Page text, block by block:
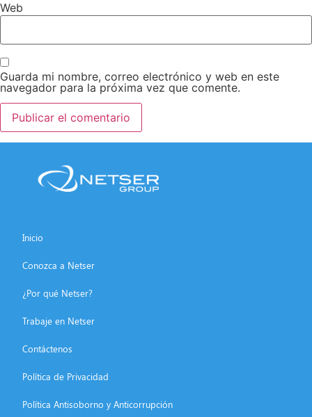
Web
Guarda mi nombre, correo electrónico y web en este
navegador para la próxima vez que comente.
Inicio
Conozca a Netser
¿Por qué Netser?
Trabaje en Netser
Contáctenos
Política de Privacidad
Política Antisoborno y Anticorrupción